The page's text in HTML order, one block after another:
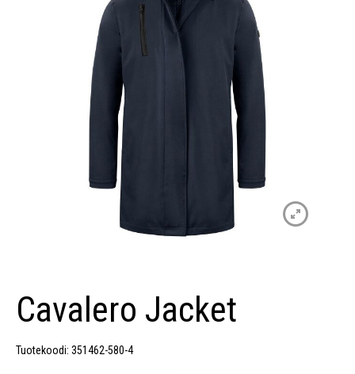
Cavalero Jacket
Tuotekoodi: 351462-580-4